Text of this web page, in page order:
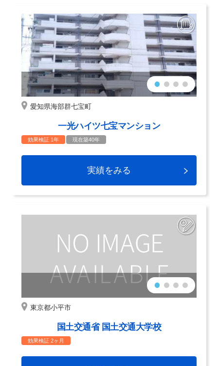
愛知県海部群七宝町
一光ハイツ七宝マンション
効果検証 1年 現在築40年
実績をみる
東京都小平市
国土交通省 国土交通大学校
効果検証 2ヶ月